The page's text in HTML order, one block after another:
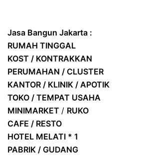
Jasa Bangun Jakarta :
RUMAH TINGGAL
KOST / KONTRAKKAN
PERUMAHAN / CLUSTER
KANTOR / KLINIK / APOTIK
TOKO / TEMPAT USAHA
MINIMARKET / RUKO
CAFE / RESTO
HOTEL MELATI * 1
PABRIK / GUDANG